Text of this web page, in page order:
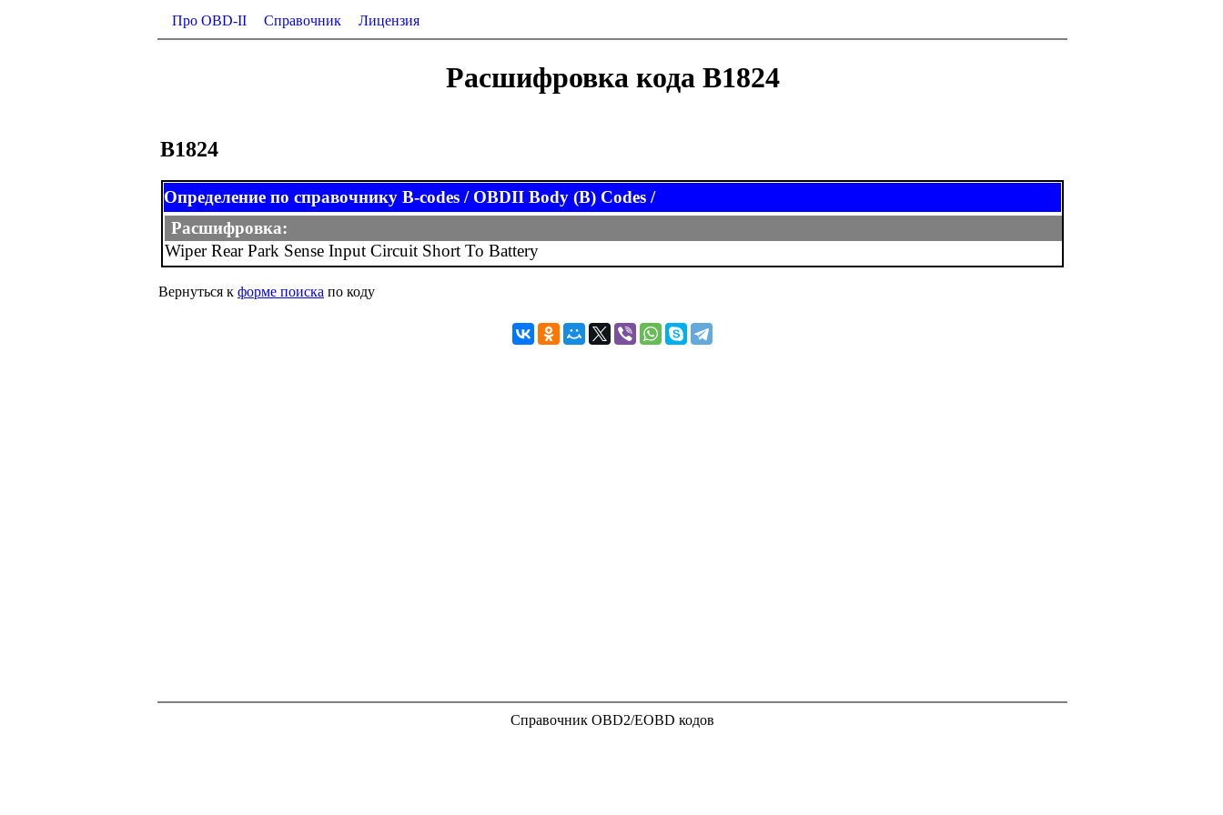
Про OBD-II Справочник Лицензия
Расшифровка кода B1824
B1824
Определение по справочнику B-codes / OBDII Body (B) Codes /
Расшифровка:
Wiper Rear Park Sense Input Circuit Short To Battery
Вернуться к форме поиска по коду
Справочник OBD2/EOBD кодов